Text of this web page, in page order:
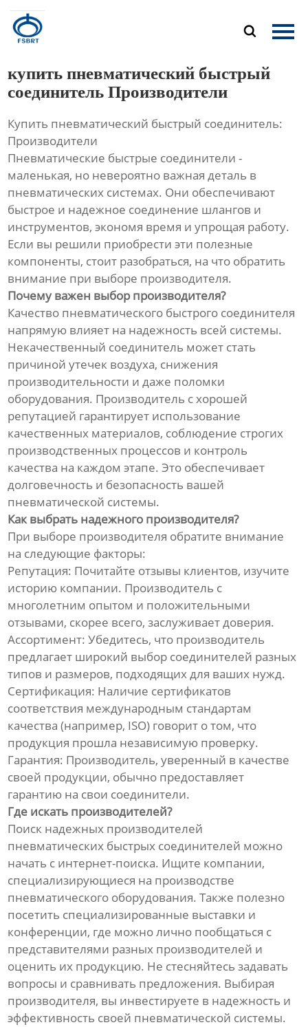

Главная
Новости
Контакты
купить пневматический быстрый
соединитель Производители
Купить пневматический быстрый соединитель:
Производители
Пневматические быстрые соединители -
маленькая, но невероятно важная деталь в
пневматических системах. Они обеспечивают
быстрое и надежное соединение шлангов и
инструментов, экономя время и упрощая работу.
Если вы решили приобрести эти полезные
компоненты, стоит разобраться, на что обратить
внимание при выборе производителя.
Почему важен выбор производителя?
Качество пневматического быстрого соединителя
напрямую влияет на надежность всей системы.
Некачественный соединитель может стать
причиной утечек воздуха, снижения
производительности и даже поломки
оборудования. Производитель с хорошей
репутацией гарантирует использование
качественных материалов, соблюдение строгих
производственных процессов и контроль
качества на каждом этапе. Это обеспечивает
долговечность и безопасность вашей
пневматической системы.
Как выбрать надежного производителя?
При выборе производителя обратите внимание
на следующие факторы:
Репутация: Почитайте отзывы клиентов, изучите
историю компании. Производитель с
многолетним опытом и положительными
отзывами, скорее всего, заслуживает доверия.
Ассортимент: Убедитесь, что производитель
предлагает широкий выбор соединителей разных
типов и размеров, подходящих для ваших нужд.
Сертификация: Наличие сертификатов
соответствия международным стандартам
качества (например, ISO) говорит о том, что
продукция прошла независимую проверку.
Гарантия: Производитель, уверенный в качестве
своей продукции, обычно предоставляет
гарантию на свои соединители.
Где искать производителей?
Поиск надежных производителей
пневматических быстрых соединителей можно
начать с интернет-поиска. Ищите компании,
специализирующиеся на производстве
пневматического оборудования. Также полезно
посетить специализированные выставки и
конференции, где можно лично пообщаться с
представителями разных производителей и
оценить их продукцию. Не стесняйтесь задавать
вопросы и сравнивать предложения. Выбирая
производителя, вы инвестируете в надежность и
эффективность своей пневматической системы.